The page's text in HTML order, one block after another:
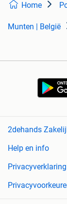
Home
Munten | België
2dehands
Help en info
Privacyverklaring